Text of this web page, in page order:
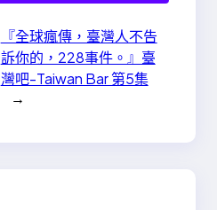
『全球瘋傳，臺灣人不告
訴你的，228事件。』臺
灣吧-Taiwan Bar 第5集
→